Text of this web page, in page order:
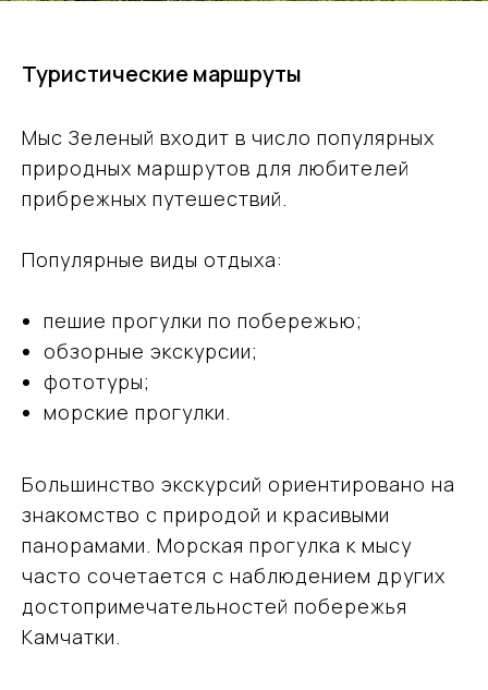
Туристические маршруты
Мыс Зеленый входит в число популярных
природных маршрутов для любителей
прибрежных путешествий.
Популярные виды отдыха:
пешие прогулки по побережью;
обзорные экскурсии;
фототуры;
морские прогулки.
Большинство экскурсий ориентировано на
знакомство с природой и красивыми
панорамами. Морская прогулка к мысу
часто сочетается с наблюдением других
достопримечательностей побережья
Камчатки.